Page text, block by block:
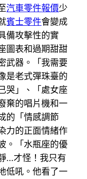
汽車零件報價少
賓士零件會變成
備攻擊性的實
圖表和過期甜甜
武器。「我需要
是老式彈珠臺的
哭」、「處女座
棄的唱片機和一
的「情感調節
力的正面情緒作
。「水瓶座的優
…才怪！我只有
低吼。他看了一